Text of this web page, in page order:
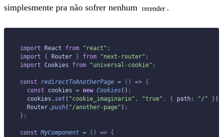
simplesmente pra não sofrer nenhum rerender .
import React from "react" ;
import { Router } from "next-router" ;
import Cookies from "universal-cookie" ;
const redirectToAnotherPage = () => {
  const
cookies = new Cookies() ;
  cookies
.set( "cookie_imaginario" , "true" , { path: "/" } )
  Router
.push( "/another-page" ) ;
};
const MyComponent = () => {